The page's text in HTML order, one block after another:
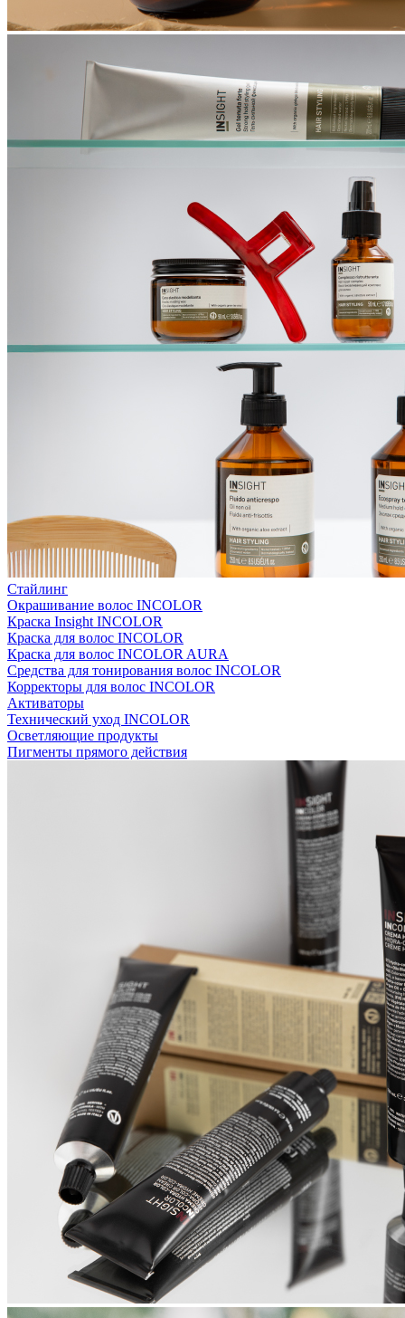
Стайлинг
Окрашивание волос INCOLOR
Краска Insight INCOLOR
Краска для волос INCOLOR
Краска для волос INCOLOR AURA
Средства для тонирования волос INCOLOR
Корректоры для волос INCOLOR
Активаторы
Технический уход INCOLOR
Осветляющие продукты
Пигменты прямого действия